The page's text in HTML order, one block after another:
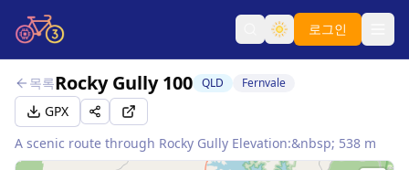
로그인
목록Rocky Gully 100 QLD Fernvale
GPX
A scenic route through Rocky Gully Elevation:&nbsp; 538 m